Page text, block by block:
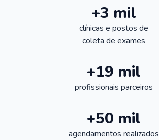
+3 mil
clínicas e postos de
coleta de exames
+19 mil
profissionais parceiros
+50 mil
agendamentos realizados